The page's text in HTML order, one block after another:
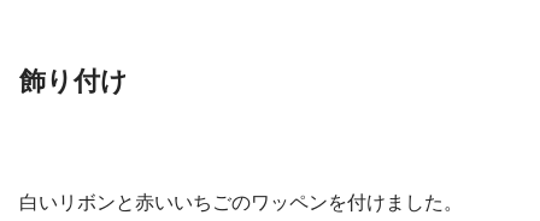
飾り付け
白いリボンと赤いいちごのワッペンを付けました。